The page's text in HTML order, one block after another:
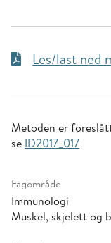
Les/last ned
Metoden er
se ID2017_017
Fagområde
Immunologi
Muskel, skjelett og